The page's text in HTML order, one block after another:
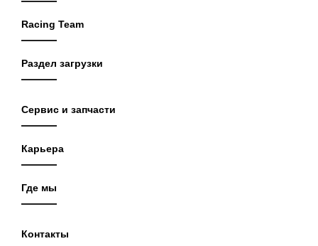
Racing Team
Раздел загрузки
Сервис и запчасти
Карьера
Где мы
Контакты